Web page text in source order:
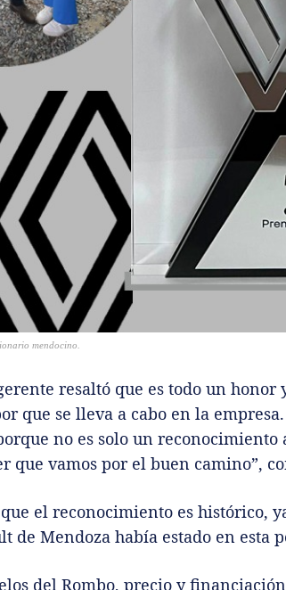
mendocino.
resaltó que es todo un honor
que se lleva a cabo en la empresa.
no es solo un reconocimiento
que vamos por el buen camino”,
el reconocimiento es histórico,
de Mendoza había estado en esta
del Rombo, precio y